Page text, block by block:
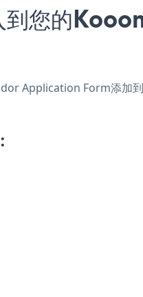
您的
Application Form添加